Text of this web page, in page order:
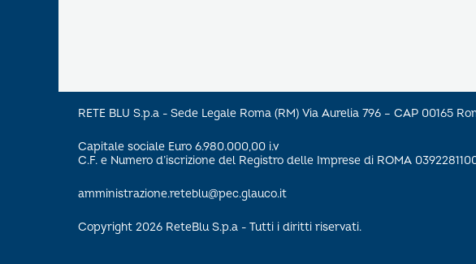
RETE BLU S.p.a - Sede Legale Roma (RM) Via Aurelia 796 – CAP 00165
Capitale sociale Euro 6.980.000,00 i.v
C.F. e Numero d’iscrizione del Registro delle Imprese di ROMA
amministrazione.reteblu@pec.glauco.it
Copyright 2026 ReteBlu S.p.a - Tutti i diritti riservati.